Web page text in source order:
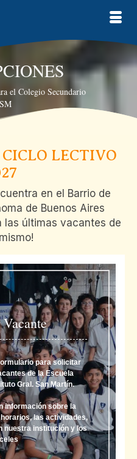
el Colegio Secundario
LECTIVO
en el Barrio de
de Buenos Aires
las últimas vacantes de
para solicitar
de la Escuela
Gral. San Martín.
información sobre la
las actividades,
nuestra institución y los